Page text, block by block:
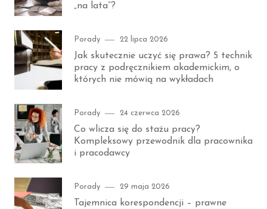
„na lata”?
Category
Porady
Posted
22 lipca 2026
Jak skutecznie uczyć się prawa? 5 technik
pracy z podręcznikiem akademickim, o
których nie mówią na wykładach
Category
Porady
Posted
24 czerwca 2026
Co wlicza się do stażu pracy?
Kompleksowy przewodnik dla pracownika
i pracodawcy
Category
Porady
Posted
on
29 maja 2026
Tajemnica korespondencji – prawne